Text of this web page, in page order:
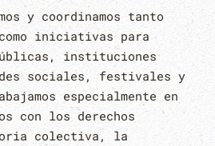
y coordinamos tanto
iniciativas para
instituciones
sociales, festivales y
especialmente en
con los derechos
colectiva, la